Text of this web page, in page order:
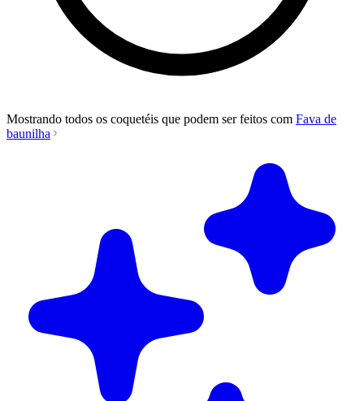
Mostrando todos os coquetéis que podem ser feitos com Fava de
baunilha